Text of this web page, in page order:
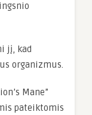
jį, kad
organizmus.
Mane”
pateiktomis